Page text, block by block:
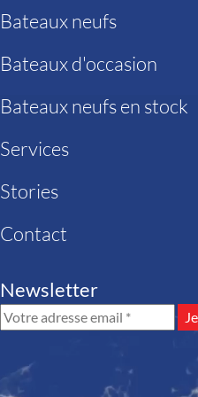
Bateaux neufs
Bateaux d'occasion
Bateaux neufs en stock
Services
Stories
Contact
Newsletter